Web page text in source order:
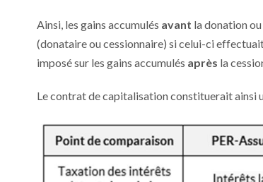
Ainsi, les gains accumulés avant la donation
(donataire ou cessionnaire) si celui-ci
imposé sur les gains accumulés après la
Le contrat de capitalisation constituerait ainsi